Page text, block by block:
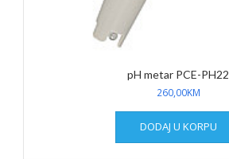
pH metar PCE-PH22
260,00KM
DODAJ U KORPU